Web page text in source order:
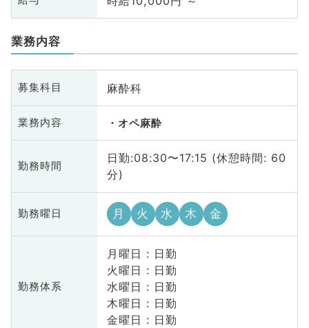
業務内容
募集科目 麻酔科
業務内容 オペ麻酔
勤務時間
日勤:08:30〜17:15 (休憩時間: 60
分)
勤務曜日 月 火 水 木 金
勤務体系
月曜日 : 日勤
火曜日 : 日勤
水曜日 : 日勤
木曜日 : 日勤
金曜日 : 日勤